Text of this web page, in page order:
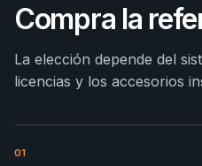
Compra la
La elección depende del
licencias y los accesorios
01